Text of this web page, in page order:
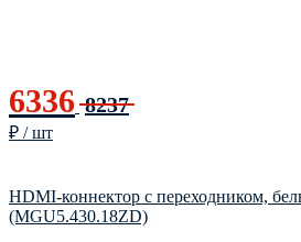
6336 8237
₽ / шт
HDMI-коннектор с переходником,
(MGU5.430.18ZD)